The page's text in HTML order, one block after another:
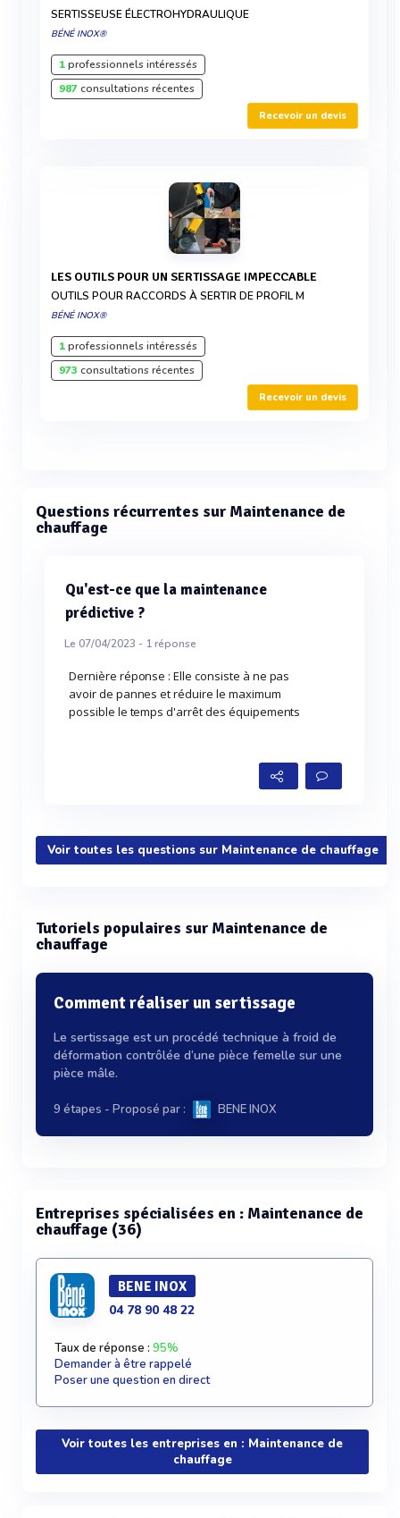
SERTISSEUSE ÉLECTROHYDRAULIQUE
BÉNÉ INOX®
1professionnels intéressés
987consultations récentes
Recevoir un devis
LES OUTILS POUR UN SERTISSAGE IMPECCABLE
OUTILS POUR RACCORDS À SERTIR DE PROFIL M
BÉNÉ INOX®
1professionnels intéressés
973 consultations récentes
Recevoir un devis
Questions récurrentes sur Maintenance de
chauffage
Qu'est-ce que la maintenance
prédictive ?
Le 07/04/2023 - 1réponse
Dernière réponse : Elle consiste à ne pas
avoir de pannes et réduire le maximum
possible le temps d'arrêt des équipements
Voir toutes les questions sur Maintenance de chauffage
Tutoriels populaires sur Maintenance de
chauffage
Comment réaliser un sertissage
Le sertissage est un procédé technique à froid de
déformation contrôlée d’une pièce femelle sur une
pièce mâle.
9 étapes - Proposé par : BENE INOX
Entreprises spécialisées en : Maintenance de
chauffage (36)
BENE INOX
04 78 90 48 22
Taux de réponse : 95%
Demander à être rappelé
Poser une question en direct
Voir toutes les entreprises en : Maintenance de
chauffage